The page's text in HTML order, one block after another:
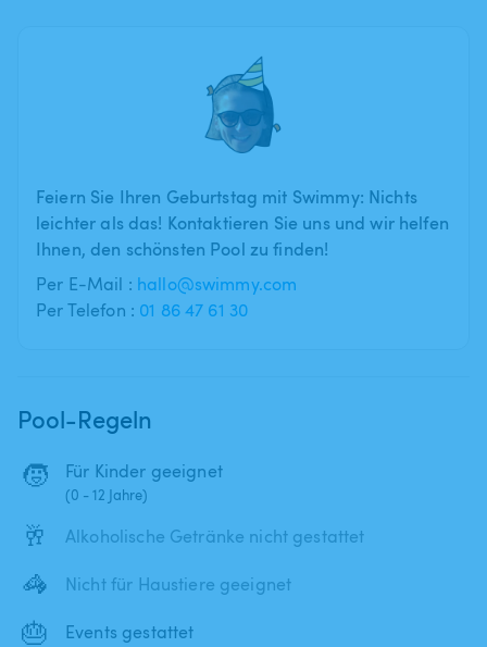
Feiern Sie Ihren Geburtstag mit Swimmy: Nichts
leichter als das! Kontaktieren Sie uns und wir helfen
Ihnen, den schönsten Pool zu finden!
Per E-Mail : hallo@swimmy.com
Per Telefon : 01 86 47 61 30
Pool-Regeln
🧒 Für Kinder geeignet
(0 - 12 Jahre)
🥂 Alkoholische Getränke nicht gestattet
🦓 Nicht für Haustiere geeignet
🎂 Events gestattet